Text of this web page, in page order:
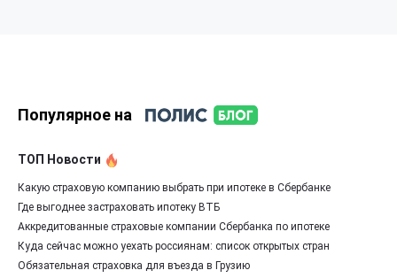
Популярное на
ТОП Новости
Какую страховую компанию выбрать при ипотеке в Сбербанке
Где выгоднее застраховать ипотеку ВТБ
Аккредитованные страховые компании Сбербанка по ипотеке
Куда сейчас можно уехать россиянам: список открытых стран
Обязательная страховка для въезда в Грузию